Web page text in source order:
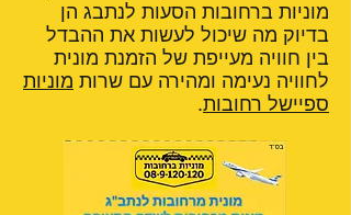
מוניות ברחובות הסעות לנתבג הן
בדיוק מה שיכול לעשות את ההבדל
בין חוויה מעייפת של הזמנת מונית
לחוויה נעימה ומהירה עם שרות מוניות
ספיישל רחובות.